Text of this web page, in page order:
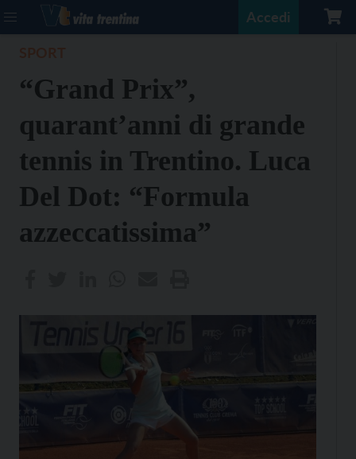
Accedi
“Grand Prix”,
quarant’anni di grande
tennis in Trentino. Luca
Del Dot: “Formula
azzeccatissima”